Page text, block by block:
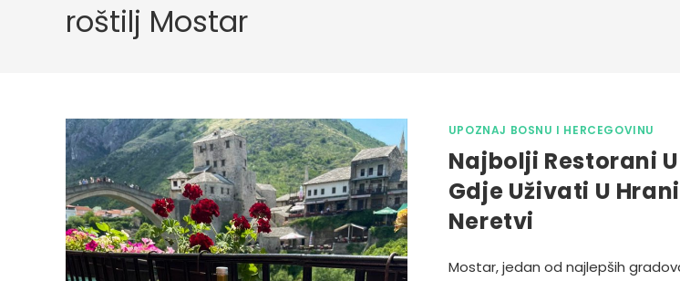
roštilj Mostar
UPOZNAJ BOSNU I HERCEGOVINU
Najbolji Restorani
Gdje Uživati U
Neretvi
Mostar, jedan od najlepših